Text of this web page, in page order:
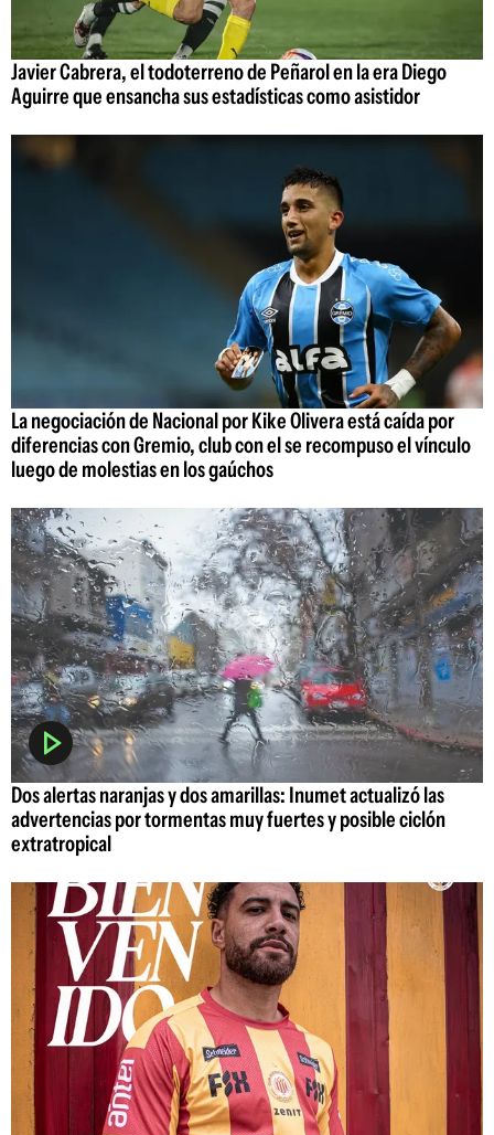
Javier Cabrera, el todoterreno de Peñarol en la era Diego
Aguirre que ensancha sus estadísticas como asistidor
La negociación de Nacional por Kike Olivera está caída por
diferencias con Gremio, club con el se recompuso el vínculo
luego de molestias en los gaúchos
Dos alertas naranjas y dos amarillas: Inumet actualizó las
advertencias por tormentas muy fuertes y posible ciclón
extratropical